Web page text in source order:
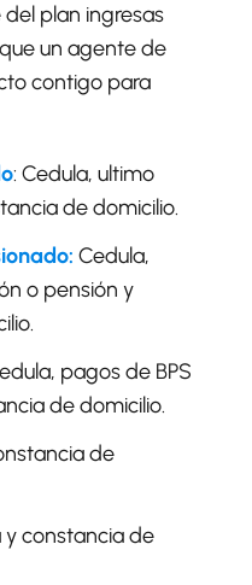
plan ingresas
un agente de
contigo para
: Cedula, ultimo
de domicilio.
Cedula,
o pensión y
pagos de BPS
de domicilio.
de
y constancia de